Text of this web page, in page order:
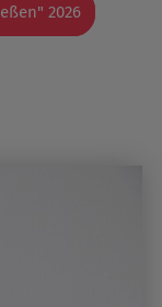
2026